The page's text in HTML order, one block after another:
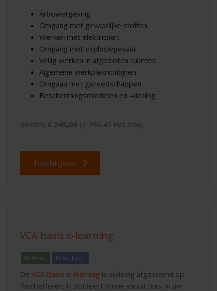
Arbowetgeving
Omgang met gevaarlijke stoffen
Werken met elektriciteit
Omgang met explosiegevaar
Veilig werken in afgesloten ruimtes
Algemene werkplekrichtlijnen
Omgaan met gereedschappen
Beschermingsmiddelen en -kleding
Kosten: € 245,00 (€ 296,45 incl. btw)
Inschrijven
VCA basis e-learning
Bedrijven Particulieren
De VCA Basis e-learning is volledig afgestemd op
flexibel leren. U studeert online vanuit huis, in uw